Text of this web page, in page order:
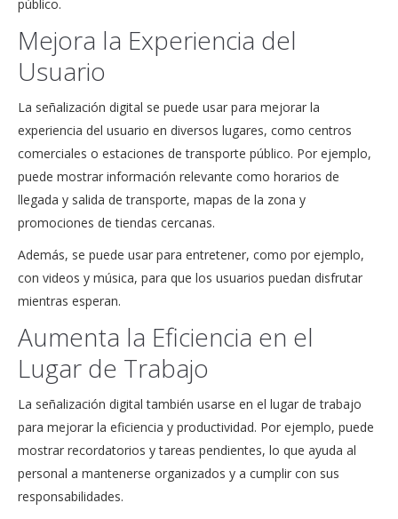
público.
Mejora la Experiencia del
Usuario
La señalización digital se puede usar para mejorar la
experiencia del usuario en diversos lugares, como centros
comerciales o estaciones de transporte público. Por ejemplo,
puede mostrar información relevante como horarios de
llegada y salida de transporte, mapas de la zona y
promociones de tiendas cercanas.
Además, se puede usar para entretener, como por ejemplo,
con videos y música, para que los usuarios puedan disfrutar
mientras esperan.
Aumenta la Eficiencia en el
Lugar de Trabajo
La señalización digital también usarse en el lugar de trabajo
para mejorar la eficiencia y productividad. Por ejemplo, puede
mostrar recordatorios y tareas pendientes, lo que ayuda al
personal a mantenerse organizados y a cumplir con sus
responsabilidades.